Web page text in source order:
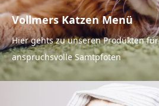
Vollmers Katzen Menü
Hier gehts zu unseren Produkten für
anspruchsvolle Samtpfoten